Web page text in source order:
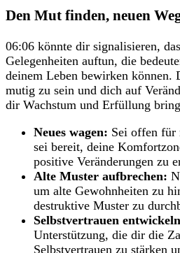
Den Mut finden, neuen
06:06 könnte dir signalisieren,
Gelegenheiten auftun, die
deinem Leben bewirken können.
mutig zu sein und dich auf
dir Wachstum und Erfüllung
Neues wagen: Sei offen für
sei bereit, deine
positive Veränderungen zu
Alte Muster aufbrechen:
um alte Gewohnheiten zu
destruktive Muster zu
Selbstvertrauen
Unterstützung, die dir die
Selbstvertrauen zu stärken